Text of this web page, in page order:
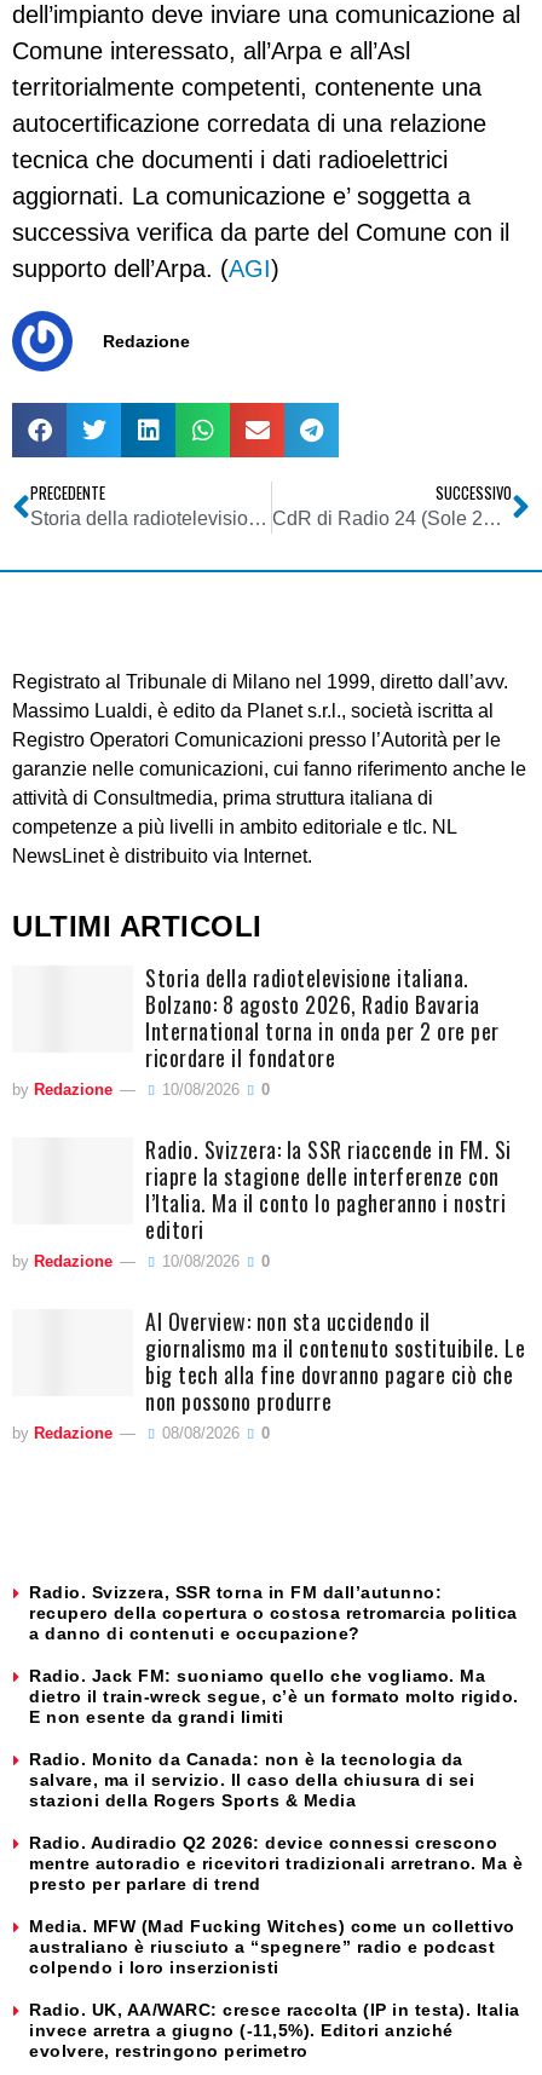
dell’impianto deve inviare una comunicazione al
Comune interessato, all’Arpa e all’Asl
territorialmente competenti, contenente una
autocertificazione corredata di una relazione
tecnica che documenti i dati radioelettrici
aggiornati. La comunicazione e’ soggetta a
successiva verifica da parte del Comune con il
supporto dell’Arpa. (AGI)
Redazione
PRECEDENTE
Storia della radiotelevisione italiana. Campania, Radio Stabia 1: discendente dei 27 MHz
SUCCESSIVO
CdR di Radio 24 (Sole 24 Ore) all’editore (Confindustria): il confronto sui tagli presuppone la cogestione e tre risposte
Registrato al Tribunale di Milano nel 1999, diretto dall’avv.
Massimo Lualdi, è edito da Planet s.r.l., società iscritta al
Registro Operatori Comunicazioni presso l’Autorità per le
garanzie nelle comunicazioni, cui fanno riferimento anche le
attività di Consultmedia, prima struttura italiana di
competenze a più livelli in ambito editoriale e tlc. NL
NewsLinet è distribuito via Internet.
ULTIMI ARTICOLI
Storia della radiotelevisione italiana.
Bolzano: 8 agosto 2026, Radio Bavaria
International torna in onda per 2 ore per
ricordare il fondatore
by Redazione 10/08/2026 0
Radio. Svizzera: la SSR riaccende in FM. Si
riapre la stagione delle interferenze con
l’Italia. Ma il conto lo pagheranno i nostri
editori
by Redazione 10/08/2026 0
AI Overview: non sta uccidendo il
giornalismo ma il contenuto sostituibile. Le
big tech alla fine dovranno pagare ciò che
non possono produrre
by Redazione 08/08/2026 0
Radio. Svizzera, SSR torna in FM dall’autunno:
recupero della copertura o costosa retromarcia politica
a danno di contenuti e occupazione?
Radio. Jack FM: suoniamo quello che vogliamo. Ma
dietro il train-wreck segue, c’è un formato molto rigido.
E non esente da grandi limiti
Radio. Monito da Canada: non è la tecnologia da
salvare, ma il servizio. Il caso della chiusura di sei
stazioni della Rogers Sports & Media
Radio. Audiradio Q2 2026: device connessi crescono
mentre autoradio e ricevitori tradizionali arretrano. Ma è
presto per parlare di trend
Media. MFW (Mad Fucking Witches) come un collettivo
australiano è riusciuto a “spegnere” radio e podcast
colpendo i loro inserzionisti
Radio. UK, AA/WARC: cresce raccolta (IP in testa). Italia
invece arretra a giugno (-11,5%). Editori anziché
evolvere, restringono perimetro